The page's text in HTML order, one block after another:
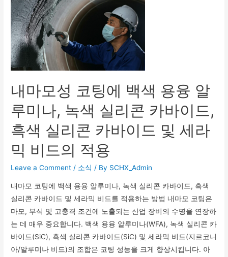
내마모성 코팅에 백색 용융 알
루미나, 녹색 실리콘 카바이드,
흑색 실리콘 카바이드 및 세라
믹 비드의 적용
Leave a Comment / 소식 / By SCHX_Admin
내마모 코팅에 백색 용융 알루미나, 녹색 실리콘 카바이드, 흑색
실리콘 카바이드 및 세라믹 비드를 적용하는 방법 내마모 코팅은
마모, 부식 및 고충격 조건에 노출되는 산업 장비의 수명을 연장하
는 데 매우 중요합니다. 백색 용융 알루미나(WFA), 녹색 실리콘 카
바이드(SiC), 흑색 실리콘 카바이드(SiC) 및 세라믹 비드(지르코니
아/알루미나 비드)의 조합은 코팅 성능을 크게 향상시킵니다. 아